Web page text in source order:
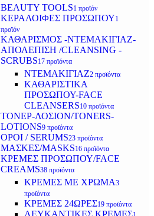
BEAUTY TOOLS1 προϊόν
ΚΕΡΑΛΟΙΦΕΣ ΠΡΟΣΩΠΟΥ1
προϊόν
ΚΑΘΑΡΙΣΜΟΣ -ΝΤΕΜΑΚΙΓΙΑΖ-
ΑΠΟΛΕΠΙΣΗ /CLEANSING -
SCRUBS17 προϊόντα
ΝΤΕΜΑΚΙΓΙΑΖ2 προϊόντα
ΚΑΘΑΡΙΣΤΙΚΑ
ΠΡΟΣΩΠΟΥ-FACE
CLEANSERS10 προϊόντα
ΤΟΝΕΡ-ΛΟΣΙΟΝ/TONERS-
LOTIONS9 προϊόντα
ΟΡΟΙ / SERUMS23 προϊόντα
ΜΑΣΚΕΣ/MASKS16 προϊόντα
ΚΡΕΜΕΣ ΠΡΟΣΩΠΟΥ/FACE
CREAMS38 προϊόντα
ΚΡΕΜΕΣ ΜΕ ΧΡΩΜΑ3
προϊόντα
ΚΡΕΜΕΣ 24ΩΡΕΣ19 προϊόντα
ΛΕΥΚΑΝΤΙΚΕΣ ΚΡΕΜΕΣ